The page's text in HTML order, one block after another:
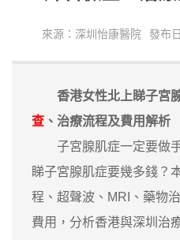
來源：深圳怡康醫院 發布
香港女性北上睇子宮
查 、治療流程及費用解析
子宮腺肌症一定要做手
睇子宮腺肌症要幾多錢？
程、超聲波、MRI、藥物
費用，分析香港與深圳治